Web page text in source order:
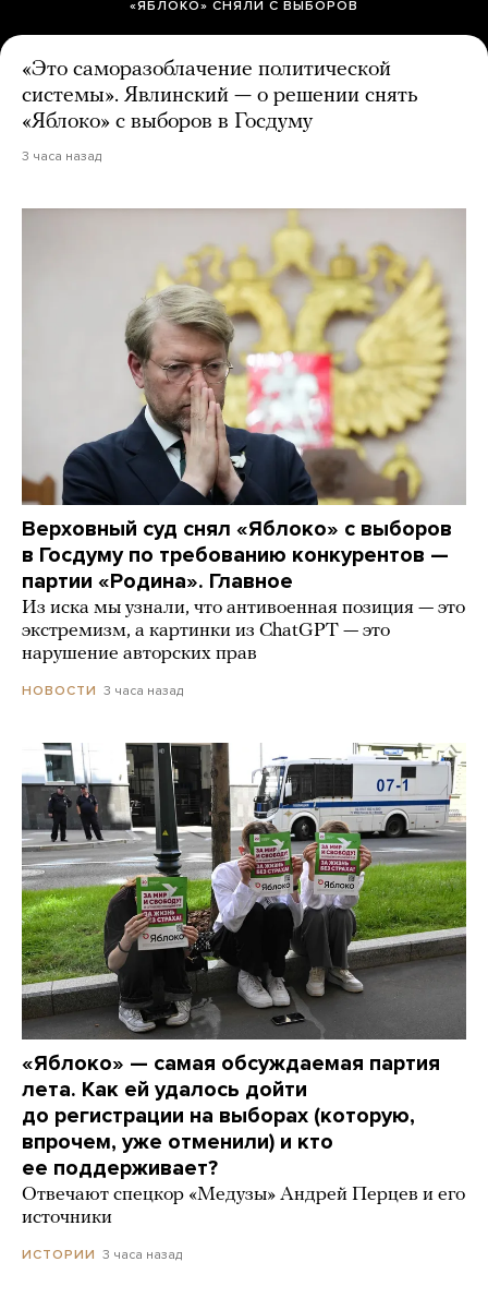
«ЯБЛОКО» СНЯЛИ С ВЫБОРОВ
«Это саморазоблачение политической
системы». Явлинский — о решении снять
«Яблоко» с выборов в Госдуму
3 часа назад
Верховный суд снял «Яблоко» с выборов
в Госдуму по требованию конкурентов —
партии «Родина». Главное
Из иска мы узнали, что антивоенная позиция — это
экстремизм, а картинки из СhatGPT — это
нарушение авторских прав
НОВОСТИ 3 часа назад
«Яблоко» — самая обсуждаемая партия
лета. Как ей удалось дойти
до регистрации на выборах (которую,
впрочем, уже отменили) и кто
ее поддерживает?
Отвечают спецкор «Медузы» Андрей Перцев и его
источники
ИСТОРИИ 3 часа назад